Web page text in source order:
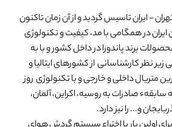
سال 1375 در تهران - ایران تاسیس گردید و از آن زمان تاکنون
در همگامی با مد، کیفیت و تکنولوژی
برند پاندورا در داخل کشور و با به
نظر کارشناسانی از کشورهای ایتالیا و
متریال داخلی و خارجی و با تکنولوژی روز
صادرات به روسیه، اکراین، آلمان،
و... را نیز دارد.